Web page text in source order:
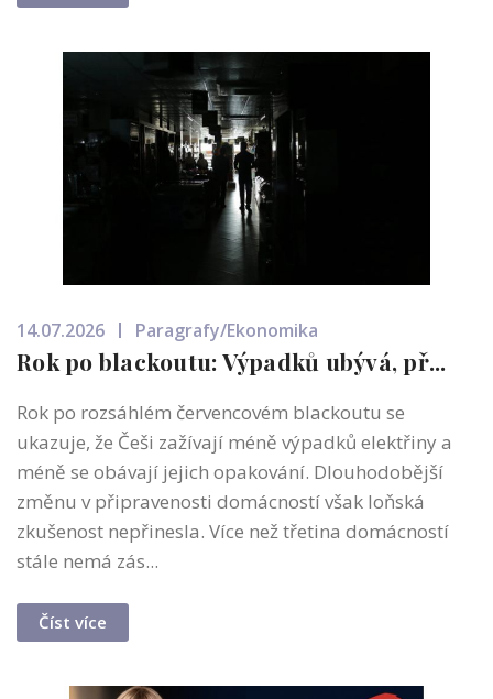
14.07.2026 Paragrafy/Ekonomika
Rok po blackoutu: Výpadků ubývá, př...
Rok po rozsáhlém červencovém blackoutu se
ukazuje, že Češi zažívají méně výpadků elektřiny a
méně se obávají jejich opakování. Dlouhodobější
změnu v připravenosti domácností však loňská
zkušenost nepřinesla. Více než třetina domácností
stále nemá zás...
Číst více